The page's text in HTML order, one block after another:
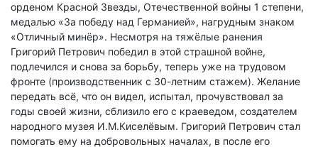
орденом Красной Звезды, Отечественной войны 1 степени,
медалью «За победу над Германией», нагрудным знаком
«Отличный минёр». Несмотря на тяжёлые ранения
Григорий Петрович победил в этой страшной войне,
подлечился и снова за борьбу, теперь уже на трудовом
фронте (производственник с 30-летним стажем). Желание
передать всё, что он видел, испытал, прочувствовал за
годы своей жизни, сблизило его с краеведом, создателем
народного музея И.М.Киселёвым. Григорий Петрович стал
помогать ему на добровольных началах, в после его